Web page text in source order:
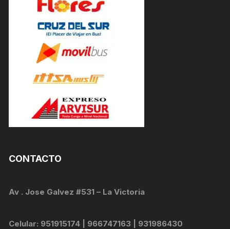
CONTACTO
Av . Jose Galvez #531 – La Victoria
Celular: 951915174 | 966747163 | 931986430